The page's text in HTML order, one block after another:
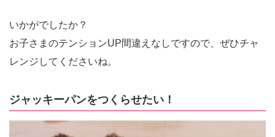
いかがでしたか？
お子さまのテンションUP間違えなしですので、ぜひチャ
レンジしてくださいね。
ジャッキーパンをつくらせたい！